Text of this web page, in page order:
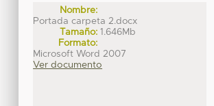
Nombre:
Portada carpeta 2.docx
Tamaño: 1.646Mb
Formato:
Microsoft Word 2007
Ver documento